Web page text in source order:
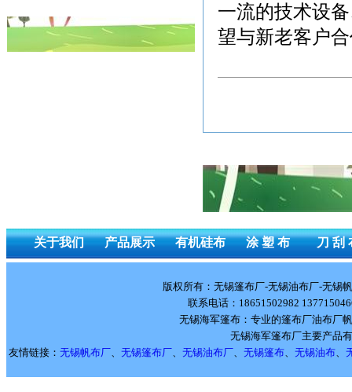
一流的技术设
望与新老客户
关于我们 产品展示 有机硅布 涂 塑 布 刀 刮
版权所有：无锡篷布厂-无锡油布厂-无锡
联系电话：18651502982
无锡海军篷布：专业的篷布厂油布厂
无锡海军篷布厂主要产品
友情链接： 无锡帆布厂、 无锡篷布厂、 无锡油布厂、 无锡篷布、 无锡油布、